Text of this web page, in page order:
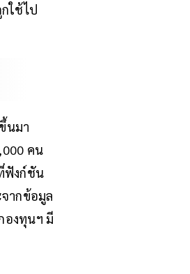
ใช้ไป
นมา
คน
ฟังก์ชัน
ากข้อมูล
องทุนฯ มี